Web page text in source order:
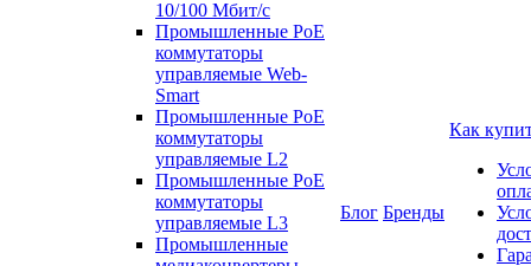
10/100 Мбит/с
Промышленные PoE
коммутаторы
управляемые Web-
Smart
Промышленные PoE
коммутаторы
управляемые L2
Промышленные PoE
коммутаторы
управляемые L3
Промышленные
Блог Бренды
Как